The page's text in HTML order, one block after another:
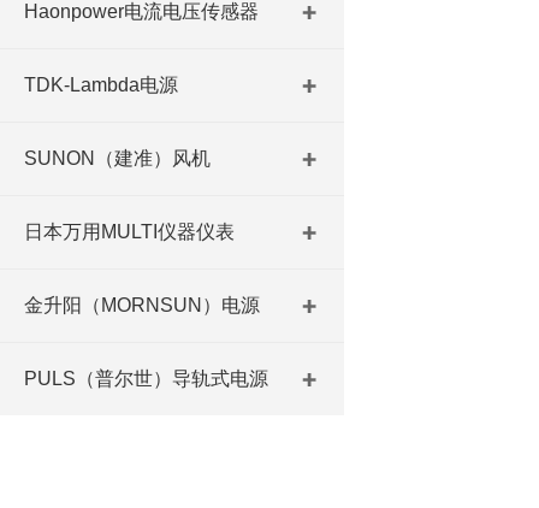
Haonpower电流电压传感器
TDK-Lambda电源
SUNON（建准）风机
日本万用MULTI仪器仪表
金升阳（MORNSUN）电源
PULS（普尔世）导轨式电源